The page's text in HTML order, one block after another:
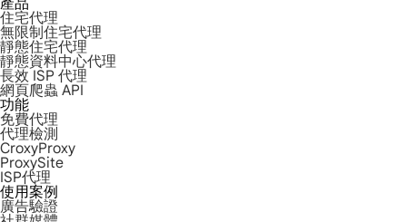
產品
住宅代理
無限制住宅代理
靜態住宅代理
靜態資料中心代理
長效 ISP 代理
網頁爬蟲 API
功能
免費代理
代理檢測
CroxyProxy
ProxySite
ISP代理
使用案例
廣告驗證